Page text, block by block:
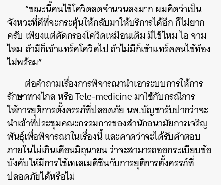
“ขณะนี้คนไข้โควิดลดจำนวนลงมาก ผมคิดว่าเป็น
จังหวะที่ดีที่จะกระตุ้นให้กลับมาให้บริการได้อีก ก็ไม่ยาก
ครับ เพียงแต่คัดกรองโควิดเหมือนเดิม มีไข้ไหม ไอ จาม
ไหม ถ้ามีก็เข้าแทร็คโควิดไป ถ้าไม่มีก็เข้าแทร็คคนไข้ท้อง
ไม่พร้อม”
ต่อคำถามเรื่องการพิจารณานำเอาระบบการให้การ
รักษาทางไกล หรือ Tele-medicine มาใช้กับกรณีการ
ให้การยุติการตั้งครรภ์ที่ปลอดภัย นพ.บัญชารับปากว่าจะ
นำเข้าที่ประชุมคณะกรรมการของสำนักอนามัยการเจริญ
พันธุ์เพื่อพิจารณาในเรื่องนี้ และคาดว่าจะได้รับคำตอบ
ภายในไม่เกินเดือนมิถุนายน ว่าจะสามารถออกระเบียบข้อ
บังคับให้มีการใช้เทเลเมดิซีนกับการยุติการตั้งครรภ์ที่
ปลอดภัยได้หรือไม่